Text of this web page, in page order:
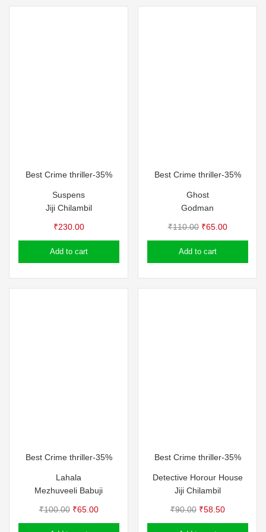
Best Crime thriller-35%
Suspens
Jiji Chilambil
₹230.00
Add to cart
Best Crime thriller-35%
Ghost
Godman
₹110.00 Original
price
was:
₹65.00Current
price
Add to cart
Best Crime thriller-35%
Lahala
Mezhuveeli Babuji
₹100.00 Original
price
₹65.00Current
price
Best Crime thriller-35%
Detective Horour House
Jiji Chilambil
₹90.00 Original
price
₹58.50Current
price